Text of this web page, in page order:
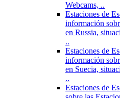
Webcams, ..
Estaciones de
información
en Russia,
..
Estaciones de
información
en Suecia,
..
Estaciones de